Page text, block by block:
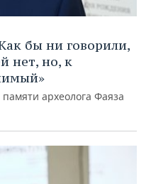
бы ни говорили,
нет, но, к
археолога Фаяза